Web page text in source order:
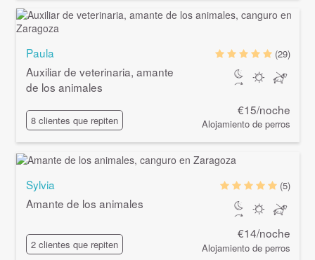
Paula
Auxiliar de veterinaria, amante
de los animales
8 clientes que repiten
(29)
€15/noche
Alojamiento de perros
Sylvia
Amante de los animales
2 clientes que repiten
(5)
€14/noche
Alojamiento de perros